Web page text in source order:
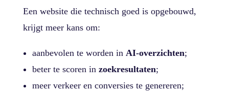
Een website die technisch goed is opgebouwd,
krijgt meer kans om:
aanbevolen te worden in AI-overzichten;
beter te scoren in zoekresultaten;
meer verkeer en conversies te genereren;